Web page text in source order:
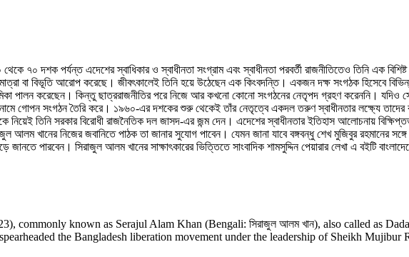
৭০ দশক পর্যন্ত এদেশের স্বাধিকার ও স্বাধীনতা সংগ্রাম এবং স্বাধীনতা পরবর্তী রাজনীতিতেও তিনি এক
বা বিভূতি আরােপ করেছে। জীবৎকালেই তিনি হয়ে উঠেছেন এক কিংবদন্তি। একজন দক্ষ সংগঠক হিসেবে
পালন করেছেন। কিন্তু ছাত্ররাজনীতির পরে নিজে আর কখনাে কোনাে সংগঠনের নেতৃপদ গ্রহণ করেননি। যদিও
গােপন সংগঠন তৈরি করে। ১৯৬০-এর দশকের শুরু থেকেই তাঁর নেতৃত্বে একদল তরুণ স্বাধীনতার লক্ষ্যে
নিয়েই তিনি সরকার বিরােধী রাজনৈতিক দল জাসদ-এর জন্ম দেন। এদেশের স্বাধীনতার ইতিহাস আলােচনায়
খানের নিজের জবানিতে পাঠক তা জানার সুযােগ পাবেন। যেমন জানা যাবে বঙ্গবন্ধু শেখ মুজিবুর রহমানের
পারবেন। সিরাজুল আলম খানের সাক্ষাৎকারের ভিত্তিতে সাংবাদিক শামসুদ্দিন পেয়ারার লেখা এ বইটি
commonly known as Serajul Alam Khan (Bengali: সিরাজুল আলম খান), also called as
the Bangladesh liberation movement under the leadership of Sheikh Mujibur